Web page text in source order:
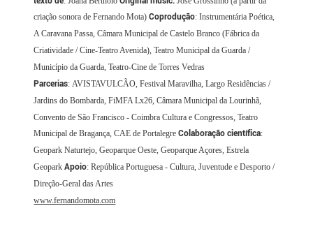
criação sonora de Fernando Mota)Coprodução: Instrumentária Poética,
A Caravana Passa, Câmara Municipal de Castelo Branco (Fábrica da
Criatividade / Cine-Teatro Avenida), Teatro Municipal da Guarda /
Município da Guarda, Teatro-Cine de Torres Vedras
Parcerias: AVISTAVULCÃO, Festival Maravilha, Largo Residências /
Jardins do Bombarda, FiMFA Lx26, Câmara Municipal da Lourinhã,
Convento de São Francisco - Coimbra Cultura e Congressos, Teatro
Municipal de Bragança, CAE de PortalegreColaboração científica:
Geopark Naturtejo, Geoparque Oeste, Geoparque Açores, Estrela
GeoparkApoio: República Portuguesa - Cultura, Juventude e Desporto /
Direção-Geral das Artes
www.fernandomota.com